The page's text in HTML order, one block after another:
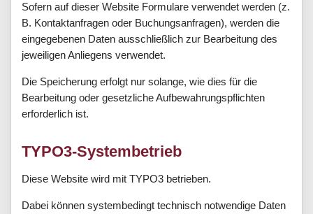
Sofern auf dieser Website Formulare verwendet werden (z.
B. Kontaktanfragen oder Buchungsanfragen), werden die
eingegebenen Daten ausschließlich zur Bearbeitung des
jeweiligen Anliegens verwendet.
Die Speicherung erfolgt nur solange, wie dies für die
Bearbeitung oder gesetzliche Aufbewahrungspflichten
erforderlich ist.
TYPO3-Systembetrieb
Diese Website wird mit TYPO3 betrieben.
Dabei können systembedingt technisch notwendige Daten